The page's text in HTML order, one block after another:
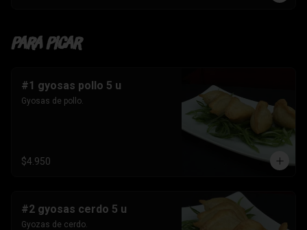
-1 Bebida
    Coca Cola sin azúcar 1.5 ltros
Para Picar
#1 gyosas pollo 5 u
Gyosas de pollo.
$4.950
#2 gyosas cerdo 5 u
Gyozas de cerdo.